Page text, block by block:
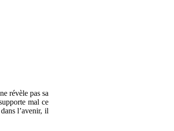
révèle pas sa
mal ce
l’avenir, il